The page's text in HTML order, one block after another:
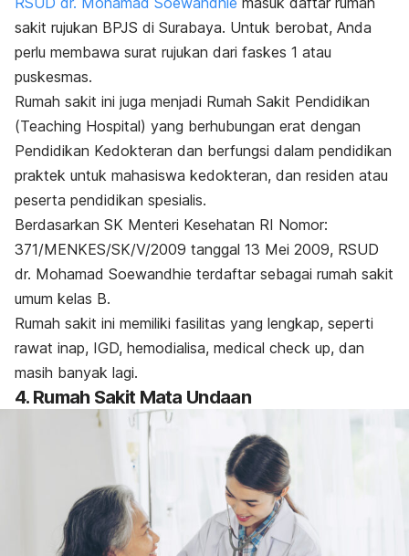
sakit rujukan BPJS di Surabaya. Untuk berobat, Anda
perlu membawa surat rujukan dari faskes 1 atau
puskesmas.
Rumah sakit ini juga menjadi Rumah Sakit Pendidikan
(Teaching Hospital) yang berhubungan erat dengan
Pendidikan Kedokteran dan berfungsi dalam pendidikan
praktek untuk mahasiswa kedokteran, dan residen atau
peserta pendidikan spesialis.
Berdasarkan SK Menteri Kesehatan RI Nomor:
371/MENKES/SK/V/2009 tanggal 13 Mei 2009, RSUD
dr. Mohamad Soewandhie terdaftar sebagai rumah sakit
umum kelas B.
Rumah sakit ini memiliki fasilitas yang lengkap, seperti
rawat inap, IGD, hemodialisa, medical check up, dan
masih banyak lagi.
4. Rumah Sakit Mata Undaan